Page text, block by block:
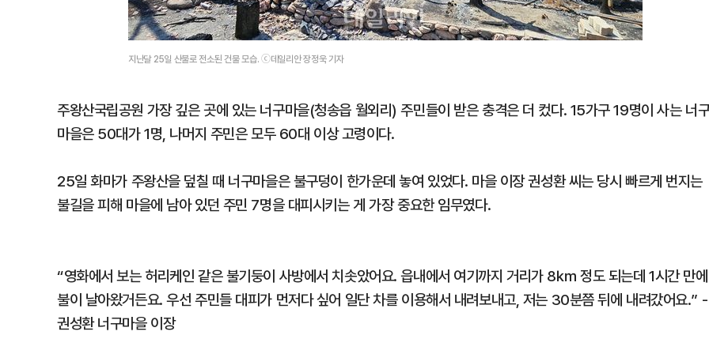
지난달 25일 산불로 전소된 건물 모습. ⓒ데일리안 장정욱 기자
주왕산국립공원 가장 깊은 곳에 있는 너구마을(청송읍 월외리) 주민들이 받은 충격은 더 컸다. 15가구 19명이 사는 너
마을은 50대가 1명, 나머지 주민은 모두 60대 이상 고령이다.
25일 화마가 주왕산을 덮칠 때 너구마을은 불구덩이 한가운데 놓여 있었다. 마을 이장 권성환 씨는 당시 빠르게 번지는
불길을 피해 마을에 남아 있던 주민 7명을 대피시키는 게 가장 중요한 임무였다.
“영화에서 보는 허리케인 같은 불기둥이 사방에서 치솟았어요. 읍내에서 여기까지 거리가 8㎞ 정도 되는데 1시간 만에
불이 날아왔거든요. 우선 주민들 대피가 먼저다 싶어 일단 차를 이용해서 내려보내고, 저는 30분쯤 뒤에 내려갔어요.” -
권성환 너구마을 이장